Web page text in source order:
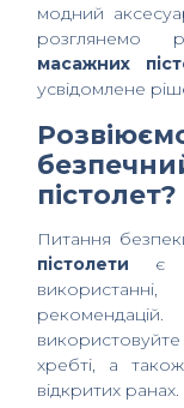
модний
розглянемо
масажних
усвідомлене
пістолет?
Питання
пістолети є
хребті, а
відкритих ранах.